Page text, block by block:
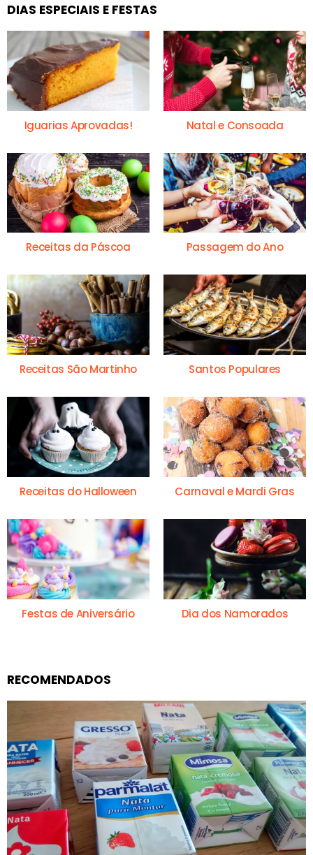
DIAS ESPECIAIS E FESTAS
Iguarias Aprovadas! Natal e Consoada
Receitas da Páscoa Passagem do Ano
Receitas São Martinho Santos Populares
Receitas do Halloween Carnaval e Mardi Gras
Festas de Aniversário Dia dos Namorados
RECOMENDADOS